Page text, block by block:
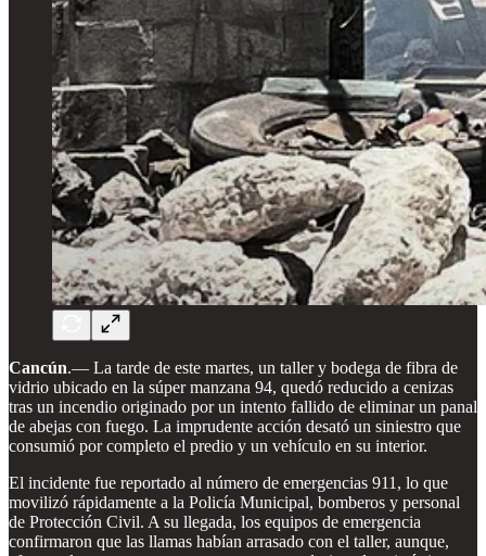
Cancún.— La tarde de este martes, un taller y bodega de fibra de
vidrio ubicado en la súper manzana 94, quedó reducido a cenizas
tras un incendio originado por un intento fallido de eliminar un panal
de abejas con fuego. La imprudente acción desató un siniestro que
consumió por completo el predio y un vehículo en su interior.
El incidente fue reportado al número de emergencias 911, lo que
movilizó rápidamente a la Policía Municipal, bomberos y personal
de Protección Civil. A su llegada, los equipos de emergencia
confirmaron que las llamas habían arrasado con el taller, aunque,